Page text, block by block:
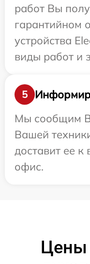
работ Вы
гарантийном
устройства
виды работ и
5
Мы сообщим
Вашей
доставит ее
офис.
Цены